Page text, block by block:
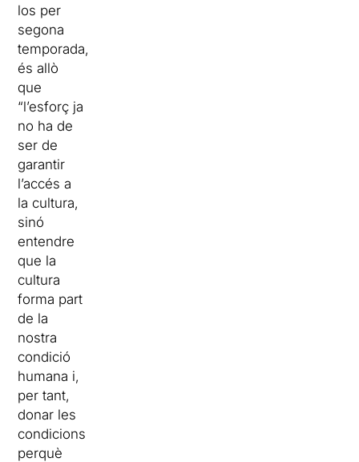
los per
segona
temporada,
és allò
que
“l’esforç ja
no ha de
ser de
garantir
l’accés a
la cultura,
sinó
entendre
que la
cultura
forma part
de la
nostra
condició
humana i,
per tant,
donar les
condicions
perquè